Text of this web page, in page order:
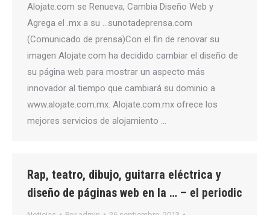
Alojate.com se Renueva, Cambia Diseño Web y
Agrega el .mx a su …sunotadeprensa.com
(Comunicado de prensa)Con el fin de renovar su
imagen Alojate.com ha decidido cambiar el diseño de
su página web para mostrar un aspecto más
innovador al tiempo que cambiará su dominio a
www.alojate.com.mx. Alojate.com.mx ofrece los
mejores servicios de alojamiento …
Rap, teatro, dibujo, guitarra eléctrica y
diseño de páginas web en la … – el periodic